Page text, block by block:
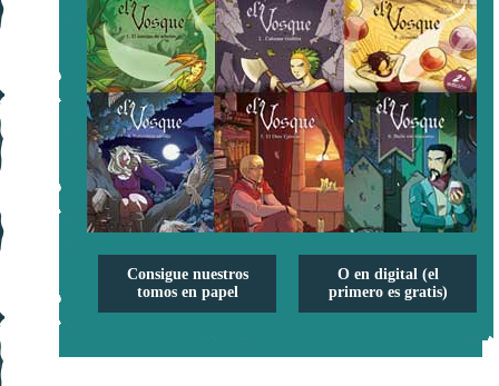
Consigue nuestros
tomos en papel
O en digital (el
primero es gratis)